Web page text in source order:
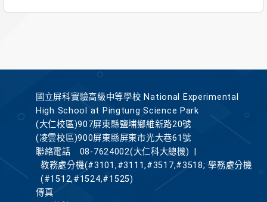
國立屏科實驗高級中等學校 National Experimental
High School at Pingtung Science Park
(大仁校區)907屏東縣鹽埔鄉維新路20號
(凌雲校區)900屏東縣屏東市光大巷61號
聯絡電話
08-7624002(大仁科大總機)
教務處分機(#3101,#3111,#3517,#3518; 學務處分機
(#1512,#1524,#1525)
傳真